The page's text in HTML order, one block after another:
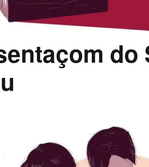
do